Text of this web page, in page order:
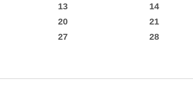
13 14
20 21
27 28